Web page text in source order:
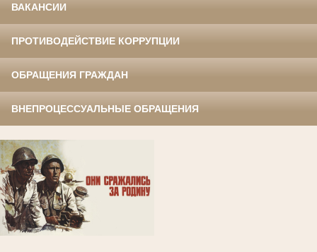
ВАКАНСИИ
ПРОТИВОДЕЙСТВИЕ КОРРУПЦИИ
ОБРАЩЕНИЯ ГРАЖДАН
ВНЕПРОЦЕССУАЛЬНЫЕ ОБРАЩЕНИЯ